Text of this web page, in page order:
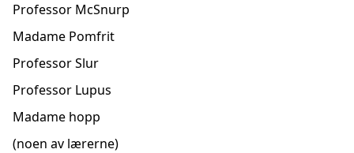
Professor McSnurp
Madame Pomfrit
Professor Slur
Professor Lupus
Madame hopp
(noen av lærerne)